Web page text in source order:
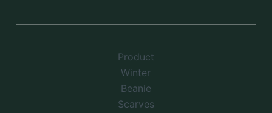
Product
Winter
Beanie
Scarves